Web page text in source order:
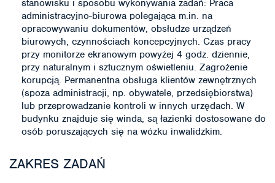
stanowisku i sposobu wykonywania zadań: Praca
administracyjno-biurowa polegająca m.in. na
opracowywaniu dokumentów, obsłudze urządzeń
biurowych, czynnościach koncepcyjnych. Czas pracy
przy monitorze ekranowym powyżej 4 godz. dziennie,
przy naturalnym i sztucznym oświetleniu. Zagrożenie
korupcją. Permanentna obsługa klientów zewnętrznych
(spoza administracji, np. obywatele, przedsiębiorstwa)
lub przeprowadzanie kontroli w innych urzędach. W
budynku znajduje się winda, są łazienki dostosowane do
osób poruszających się na wózku inwalidzkim.
ZAKRES ZADAŃ